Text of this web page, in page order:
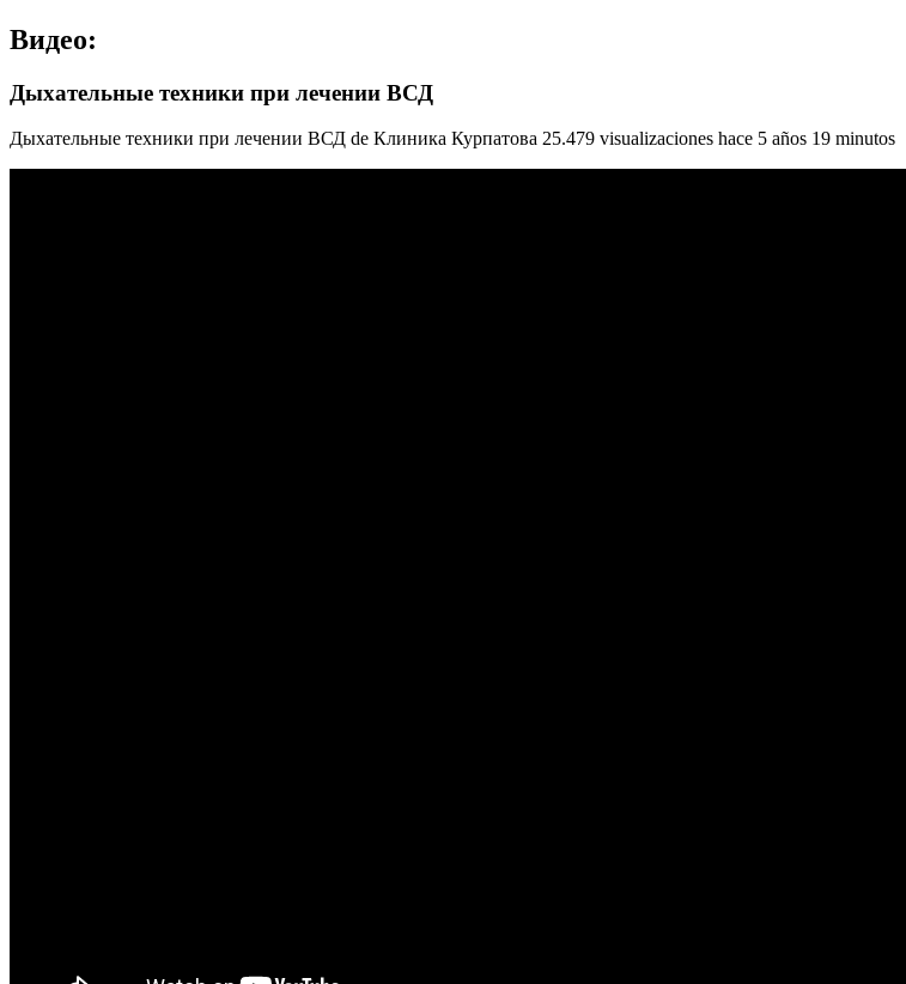
Видео:
Дыхательные техники при лечении ВСД
Дыхательные техники при лечении ВСД de Клиника Курпатова 25.479 visualizaciones hace 5 años 19 minutos